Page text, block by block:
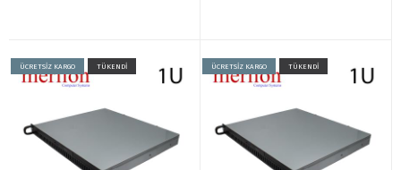
ÜCRETSİZ KARGO TÜKENDİ ÜCRETSİZ KARGO TÜKENDİ